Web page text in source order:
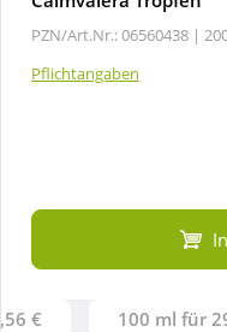
PZN/Art.Nr.: 06560438 |
Pflichtangaben
€ 100 ml für